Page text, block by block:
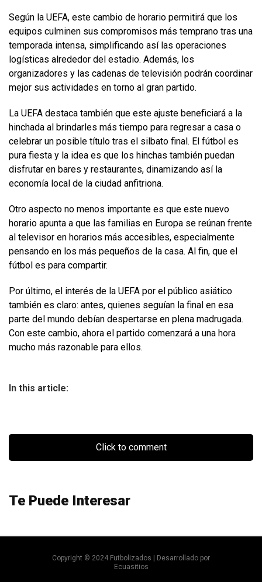
Según la UEFA, este cambio de horario permitirá que los
equipos culminen sus compromisos más temprano tras una
temporada intensa, simplificando así las operaciones
logísticas alrededor del estadio. Además, los
organizadores y las cadenas de televisión podrán coordinar
mejor sus actividades en torno al gran partido.
La UEFA destaca también que este ajuste beneficiará a la
hinchada al brindarles más tiempo para regresar a casa o
celebrar un posible título tras el silbato final. El fútbol es
pura fiesta y la idea es que los hinchas también puedan
disfrutar en bares y restaurantes, dinamizando así la
economía local de la ciudad anfitriona.
Otro aspecto no menos importante es que este nuevo
horario apunta a que las familias en Europa se reúnan frente
al televisor en horarios más accesibles, especialmente
pensando en los más pequeños de la casa. Al fin, que el
fútbol es para compartir.
Por último, el interés de la UEFA por el público asiático
también es claro: antes, quienes seguían la final en esa
parte del mundo debían despertarse en plena madrugada.
Con este cambio, ahora el partido comenzará a una hora
mucho más razonable para ellos.
In this article:
Click to comment
Te Puede Interesar
Copyright © 2024 Futbolizados | Desarrollado por
Ecuasitios